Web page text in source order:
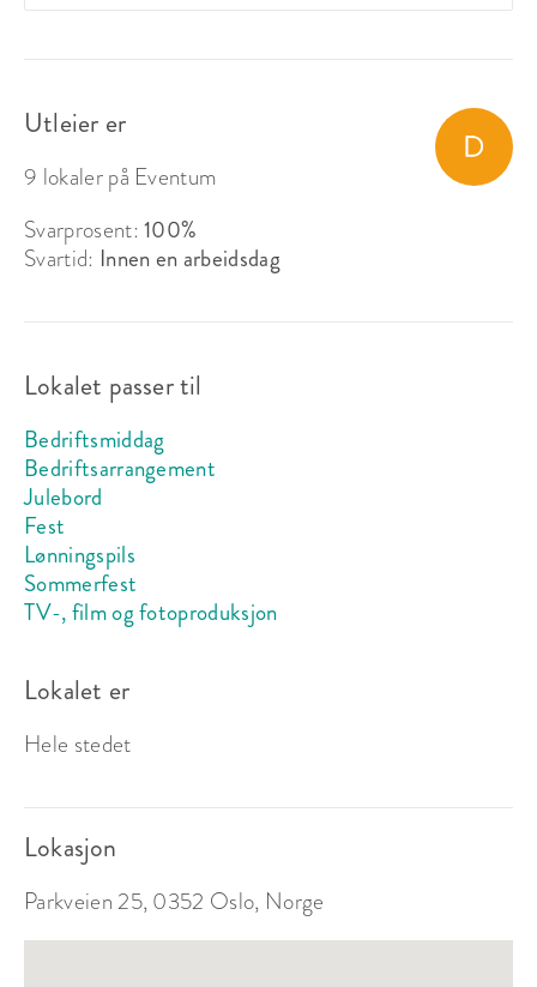
Utleier er
9 lokaler på Eventum
Svarprosent:100%
Svartid: Innen en arbeidsdag
Lokalet passer til
Bedriftsmiddag
Bedriftsarrangement
Julebord
Fest
Lønningspils
Sommerfest
TV-, film og fotoproduksjon
Lokalet er
Hele stedet
Lokasjon
Parkveien 25, 0352 Oslo, Norge